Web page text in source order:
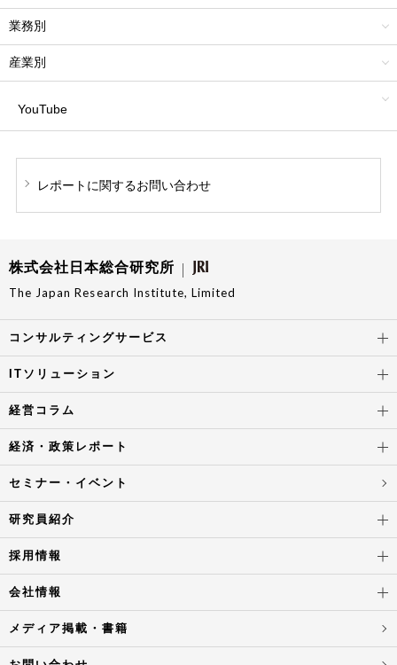
業務別
産業別
YouTube
レポートに関するお問い合わせ
株式会社日本総合研究所
The Japan Research Institute, Limited
コンサルティングサービス
ITソリューション
経営コラム
経済・政策レポート
セミナー・イベント
研究員紹介
採用情報
会社情報
メディア掲載・書籍